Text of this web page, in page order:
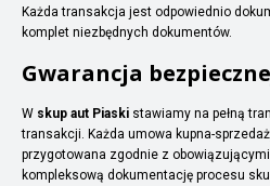
Każda transakcja jest odpowiednio
komplet niezbędnych dokumentów.
Gwarancja
W skup aut Piaski stawiamy na pełną
transakcji. Każda umowa kupna-
przygotowana zgodnie z
kompleksową dokumentację procesu